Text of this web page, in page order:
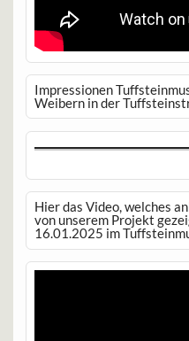
Impressionen
Weibern in der
Hier das Video, welches
von unserem Projekt
16.01.2025 im